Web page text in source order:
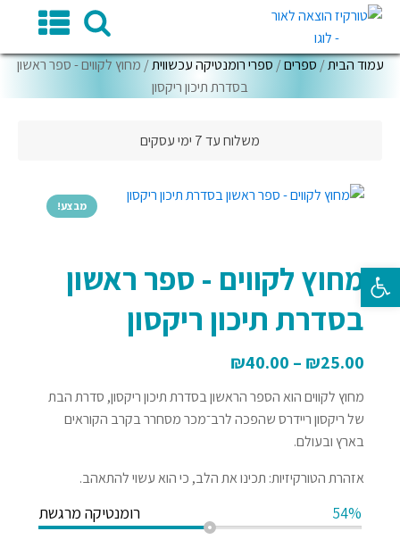
עמוד הבית/ ספרים/ ספרי רומנטיקה עכשווית/ מחוץ לקווים - ספר ראשון
בסדרת תיכון ריקסון
משלוח עד 7 ימי עסקים
מבצע!
מחוץ לקווים - ספר ראשון
בסדרת תיכון ריקסון
₪25.00
–
₪40.00
מחוץ לקווים הוא הספר הראשון בסדרת תיכון ריקסון, סדרת הבת
של ריקסון ריידרס שהפכה לרב־מכר מסחרר בקרב הקוראים
בארץ ובעולם.
אזהרת הטורקיזיות: תכינו את הלב, כי הוא עשוי להתאהב.
רומנטיקה מרגשת 54%
פתח סרגל נגישות